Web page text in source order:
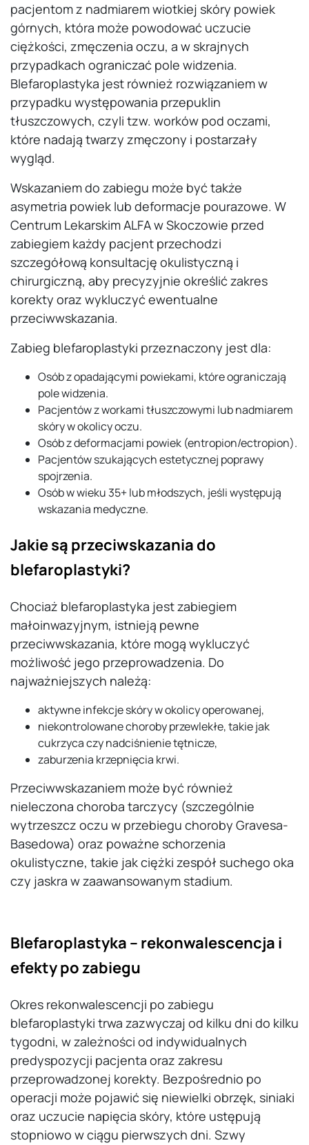
pacjentom z nadmiarem wiotkiej skóry powiek
górnych, która może powodować uczucie
ciężkości, zmęczenia oczu, a w skrajnych
przypadkach ograniczać pole widzenia.
Blefaroplastyka jest również rozwiązaniem w
przypadku występowania przepuklin
tłuszczowych, czyli tzw. worków pod oczami,
które nadają twarzy zmęczony i postarzały
wygląd.
Wskazaniem do zabiegu może być także
asymetria powiek lub deformacje pourazowe. W
Centrum Lekarskim ALFA w Skoczowie przed
zabiegiem każdy pacjent przechodzi
szczegółową konsultację okulistyczną i
chirurgiczną, aby precyzyjnie określić zakres
korekty oraz wykluczyć ewentualne
przeciwwskazania.
Zabieg blefaroplastyki przeznaczony jest dla:
Osób z opadającymi powiekami, które ograniczają
pole widzenia.
Pacjentów z workami tłuszczowymi lub nadmiarem
skóry w okolicy oczu.
Osób z deformacjami powiek (entropion/ectropion).
Pacjentów szukających estetycznej poprawy
spojrzenia.
Osób w wieku 35+ lub młodszych, jeśli występują
wskazania medyczne.
Jakie są przeciwskazania do
blefaroplastyki?
Chociaż blefaroplastyka jest zabiegiem
małoinwazyjnym, istnieją pewne
przeciwwskazania, które mogą wykluczyć
możliwość jego przeprowadzenia. Do
najważniejszych należą:
aktywne infekcje skóry w okolicy operowanej,
niekontrolowane choroby przewlekłe, takie jak
cukrzyca czy nadciśnienie tętnicze,
zaburzenia krzepnięcia krwi.
Przeciwwskazaniem może być również
nieleczona choroba tarczycy (szczególnie
wytrzeszcz oczu w przebiegu choroby Gravesa-
Basedowa) oraz poważne schorzenia
okulistyczne, takie jak ciężki zespół suchego oka
czy jaskra w zaawansowanym stadium.
Blefaroplastyka – rekonwalescencja i
efekty po zabiegu
Okres rekonwalescencji po zabiegu
blefaroplastyki trwa zazwyczaj od kilku dni do kilku
tygodni, w zależności od indywidualnych
predyspozycji pacjenta oraz zakresu
przeprowadzonej korekty. Bezpośrednio po
operacji może pojawić się niewielki obrzęk, siniaki
oraz uczucie napięcia skóry, które ustępują
stopniowo w ciągu pierwszych dni. Szwy